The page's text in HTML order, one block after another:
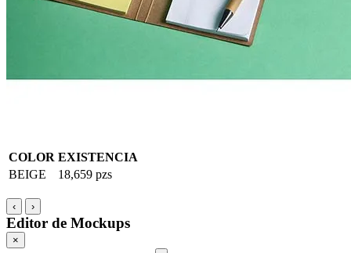
COLOR EXISTENCIA
BEIGE
18,659 pzs
‹ ›
Editor de Mockups
×